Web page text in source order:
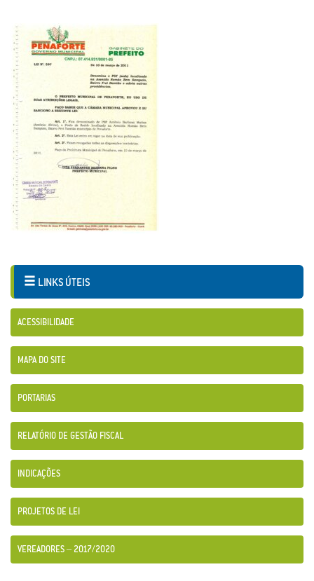
LINKS ÚTEIS
ACESSIBILIDADE
MAPA DO SITE
PORTARIAS
RELATÓRIO DE GESTÃO FISCAL
INDICAÇÕES
PROJETOS DE LEI
VEREADORES – 2017/2020